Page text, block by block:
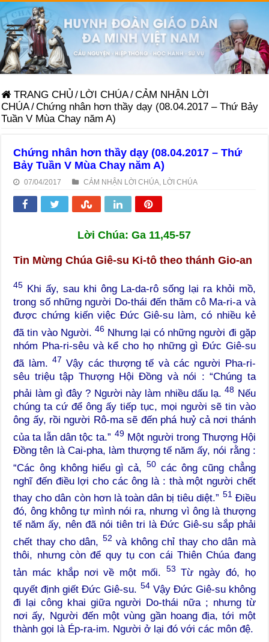
TRANG CHỦ / LỜI CHÚA/CẢM NHẬN LỜI
CHÚA/Chứng nhân hơn thầy dạy (08.04.2017 – Thứ Bảy
Tuần V Mùa Chay năm A)
Chứng nhân hơn thầy dạy (08.04.2017 – Thứ
Bảy Tuần V Mùa Chay năm A)
07/04/2017 CẢM NHẬN LỜI CHÚA LỜI CHÚA
Lời Chúa: Ga 11,45-57
Tin Mừng Chúa Giê-su Ki-tô theo thánh Gio-an
45
Khi ấy, sau khi ông La-da-rô sống lại ra khỏi mồ,
trong số những người Do-thái đến thăm cô Ma-ri-a và
được chứng kiến việc Đức Giê-su làm, có nhiều kẻ
đã tin vào Người. 46Nhưng lại có những người đi gặp
nhóm Pha-ri-sêu và kể cho họ những gì Đức Giê-su
đã làm. 47 Vậy các thượng tế và các người Pha-ri-
sêu triệu tập Thượng Hội Đồng và nói : “Chúng ta
phải làm gì đây ? Người này làm nhiều dấu lạ.48 Nếu
chúng ta cứ để ông ấy tiếp tục, mọi người sẽ tin vào
ông ấy, rồi người Rô-ma sẽ đến phá huỷ cả nơi thánh
của ta lẫn dân tộc ta.” 49Một người trong Thượng Hội
Đồng tên là Cai-pha, làm thượng tế năm ấy, nói rằng :
“Các ông không hiểu gì cả,50 các ông cũng chẳng
nghĩ đến điều lợi cho các ông là : thà một người chết
thay cho dân còn hơn là toàn dân bị tiêu diệt.” 51Điều
đó, ông không tự mình nói ra, nhưng vì ông là thượng
tế năm ấy, nên đã nói tiên tri là Đức Giê-su sắp phải
chết thay cho dân, 52 và không chỉ thay cho dân mà
thôi, nhưng còn để quy tụ con cái Thiên Chúa đang
tản mác khắp nơi về một mối.
53 Từ ngày đó, họ
quyết định giết Đức Giê-su. 54Vậy Đức Giê-su không
đi lại công khai giữa người Do-thái nữa ; nhưng từ
nơi ấy, Người đến một vùng gần hoang địa, tới một
thành gọi là Ép-ra-im. Người ở lại đó với các môn đệ.